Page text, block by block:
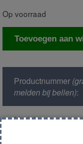
Op voorraad
Slotblok
aantal
Toevoegen aan
Productnummer
melden bij bellen):
Model :